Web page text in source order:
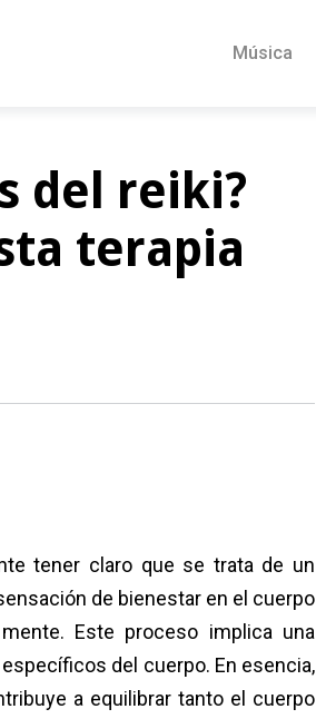
Música
del reiki?
terapia
tener claro que se trata de un
de bienestar en el cuerpo
Este proceso implica una
del cuerpo. En esencia,
a equilibrar tanto el cuerpo